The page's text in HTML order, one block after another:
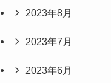
2023年8月
2023年7月
2023年6月